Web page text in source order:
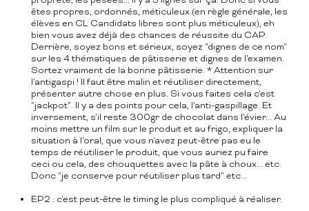
êtes propres, ordonnés, méticuleux (en règle générale, les
élèves en CL Candidats libres sont plus méticuleux), eh
bien vous avez déjà des chances de réussite du CAP.
Derrière, soyez bons et sérieux, soyez "dignes de ce nom"
sur les 4 thématiques de pâtisserie et dignes de l'examen.
Sortez vraiment de la bonne pâtisserie. * Attention sur
l'antigaspi ! Il faut être malin et réutiliser directement,
présenter autre chose en plus. Si vous faites cela c'est
"jackpot". Il y a des points pour cela, l'anti-gaspillage. Et
inversement, s'il reste 300gr de chocolat dans l'évier... Au
moins mettre un film sur le produit et au frigo, expliquer la
situation à l'oral, que vous n'avez peut-être pas eu le
temps de réutiliser le produit, que vous auriez pu faire
ceci ou cela, des chouquettes avec la pâte à choux... etc.
Donc "je conserve pour réutiliser plus tard" etc...
EP2 : c'est peut-être le timing le plus compliqué à réaliser.